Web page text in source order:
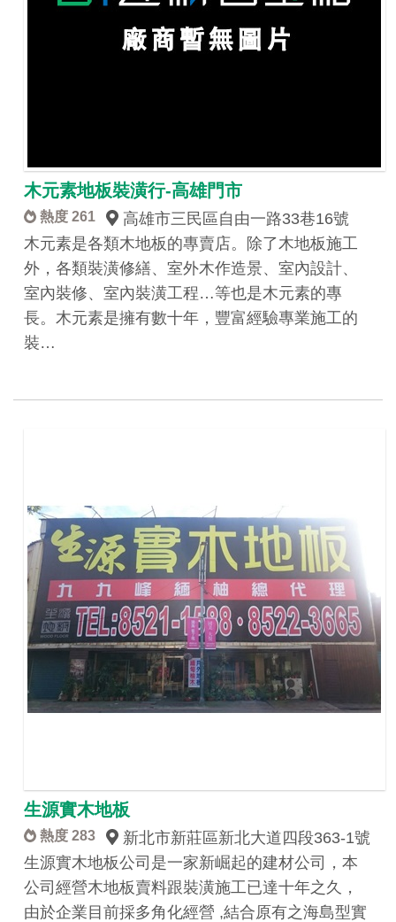
木元素地板裝潢行-高雄門市
熱度 261
高雄市三民區自由一路33巷16號
木元素是各類木地板的專賣店。除了木地板施工
外，各類裝潢修繕、室外木作造景、室內設計、
室內裝修、室內裝潢工程…等也是木元素的專
長。木元素是擁有數十年，豐富經驗專業施工的
裝…
生源實木地板
熱度 283
新北市新莊區新北大道四段363-1號
生源實木地板公司是一家新崛起的建材公司，本
公司經營木地板賣料跟裝潢施工已達十年之久，
由於企業目前採多角化經營 ,結合原有之海島型實